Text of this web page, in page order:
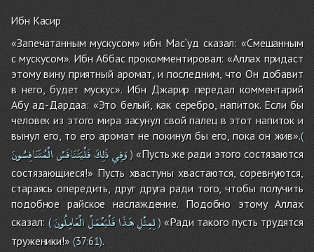
Ибн Касир
«Запечатанным мускусом» ибн Мас`уд сказал: «Смешанным
с мускусом». Ибн Аббас прокомментировал: «Аллах придаст
этому вину приятный аромат, и последним, что Он добавит
в него, будет мускус». Ибн Джарир передал комментарий
Абу ад-Дардаа: «Это белый, как серебро, напиток. Если бы
человек из этого мира засунул свой палец в этот напиток и
вынул его, то его аромат не покинул бы его, пока он жив».(
وَفِيذَلِكَفَلْيَتَنَافَسْالْمُتَنَافِسُونَ ) «Пусть же ради этого состязаются
состязающиеся!» Пусть хвастуны хвастаются, соревнуются,
стараясь опередить, друг друга ради того, чтобы получить
подобное райское наслаждение. Подобно этому Аллах
сказал: ( لِمِثْلِهَذَافَلْيَعْمَلْالْعَامِلُونَ ) «Ради такого пусть трудятся
труженики!»(37:61).